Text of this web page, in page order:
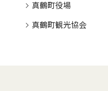
真鶴町役場
真鶴町観光協会